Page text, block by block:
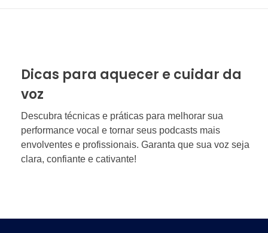
Dicas para aquecer e cuidar da
voz
Descubra técnicas e práticas para melhorar sua
performance vocal e tornar seus podcasts mais
envolventes e profissionais. Garanta que sua voz seja
clara, confiante e cativante!